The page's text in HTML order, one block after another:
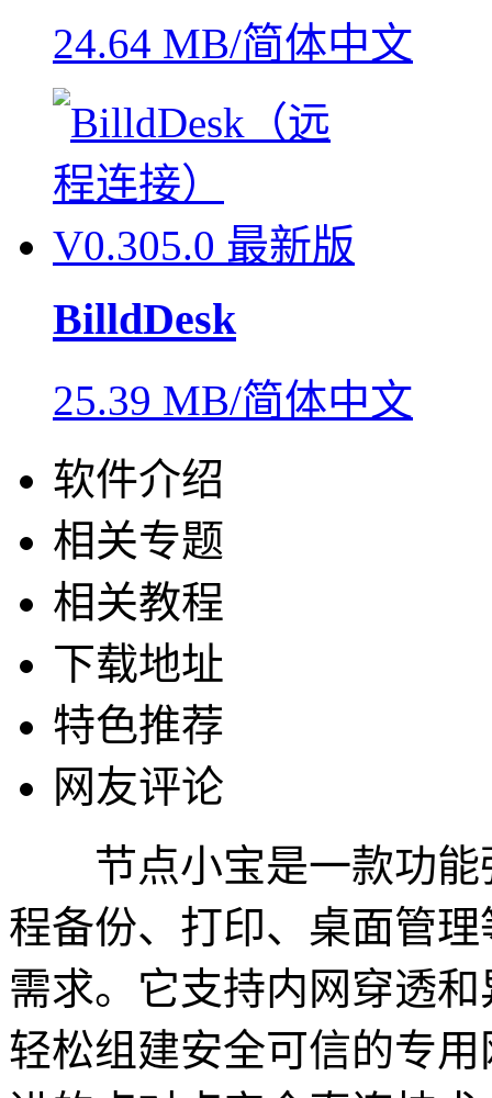
24.64 MB/简体中文
BilldDesk
25.39 MB/简体中文
软件介绍
相关专题
相关教程
下载地址
特色推荐
网友评论
节点小宝是一款功能
程备份、打印、桌面管
需求。它支持内网穿透
轻松组建安全可信的专